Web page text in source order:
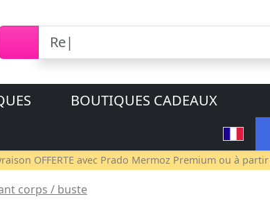
BOUTIQUES CADEAUX
OFFERTE avec Prado Mermoz Premium ou à
corps / buste